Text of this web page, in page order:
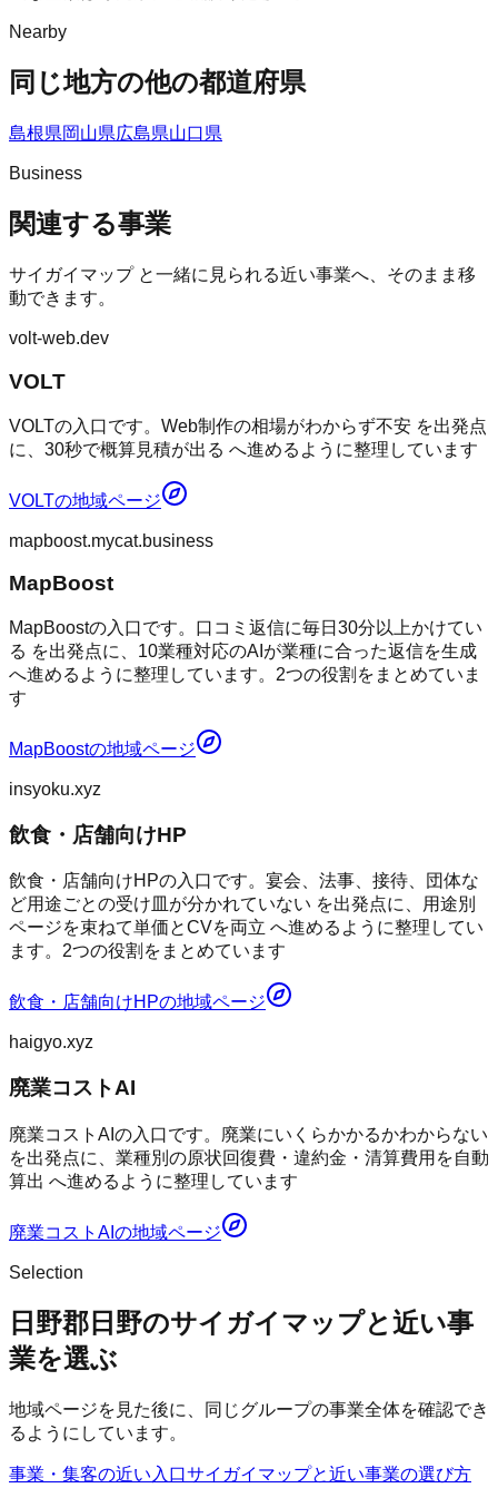
Nearby
同じ地方の他の都道府県
島根県岡山県広島県山口県
Business
関連する事業
サイガイマップと一緒に見られる近い事業へ、そのまま移
動できます。
volt-web.dev
VOLT
VOLTの入口です。Web制作の相場がわからず不安 を出発点
に、30秒で概算見積が出る へ進めるように整理しています
VOLTの地域ページ
mapboost.mycat.business
MapBoost
MapBoostの入口です。口コミ返信に毎日30分以上かけてい
る を出発点に、10業種対応のAIが業種に合った返信を生成
へ進めるように整理しています。2つの役割をまとめていま
す
MapBoostの地域ページ
insyoku.xyz
飲食・店舗向けHP
飲食・店舗向けHPの入口です。宴会、法事、接待、団体な
ど用途ごとの受け皿が分かれていない を出発点に、用途別
ページを束ねて単価とCVを両立 へ進めるように整理してい
ます。2つの役割をまとめています
飲食・店舗向けHPの地域ページ
haigyo.xyz
廃業コストAI
廃業コストAIの入口です。廃業にいくらかかるかわからない
を出発点に、業種別の原状回復費・違約金・清算費用を自動
算出 へ進めるように整理しています
廃業コストAI の地域ページ
Selection
日野郡日野のサイガイマップと近い事
業を選ぶ
地域ページを見た後に、同じグループの事業全体を確認でき
るようにしています。
事業・集客の近い入口サイガイマップと近い事業の選び方